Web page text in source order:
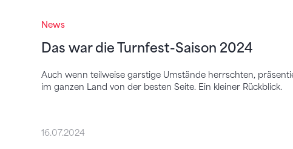
News
Das war die Turnfest-Saison 2024
Auch wenn teilweise garstige Umstände herrschten,
im ganzen Land von der besten Seite. Ein kleiner Rückblick.
16.07.2024